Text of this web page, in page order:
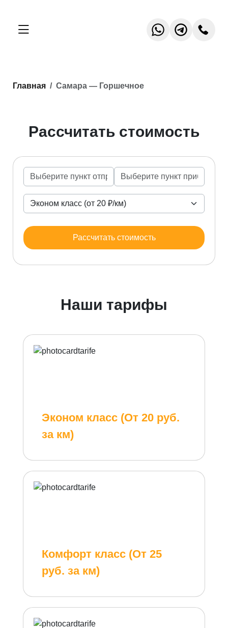
Главная Самара — Горшечное
Рассчитать стоимость
Рассчитать стоимость
Наши тарифы
Эконом класс (От 20 руб.
за км)
Комфорт класс (От 25
руб. за км)